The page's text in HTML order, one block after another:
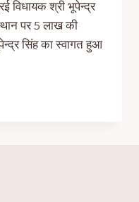
विधायक श्री भूपेन्द्र
पर 5 लाख की
सिंह का स्वागत हुआ